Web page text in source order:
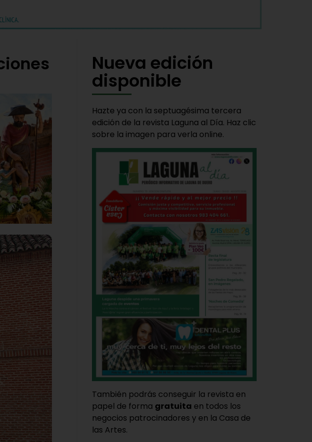
Nueva edición
disponible
Hazte ya con la septuagésima tercera
edición de la revista Laguna al Día. Haz clic
sobre la imagen para verla online.
También podrás conseguir la revista en
papel de forma gratuita en todos los
negocios patrocinadores y en la Casa de
las Artes.